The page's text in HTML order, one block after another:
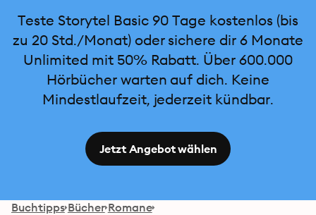
Teste Storytel Basic 90 Tage kostenlos (bis
zu 20 Std./Monat) oder sichere dir 6 Monate
Unlimited mit 50% Rabatt. Über 600.000
Hörbücher warten auf dich. Keine
Mindestlaufzeit, jederzeit kündbar.
Jetzt Angebot wählen
Buchtipps Bücher Romane